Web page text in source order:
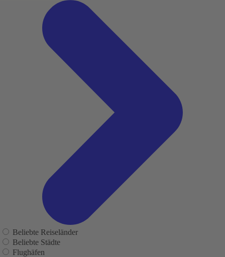
Beliebte Reiseländer
Beliebte Städte
Flughäfen